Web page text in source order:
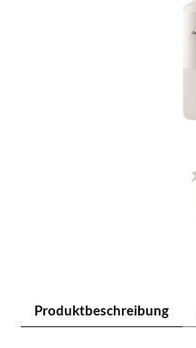
Produktbeschreibung